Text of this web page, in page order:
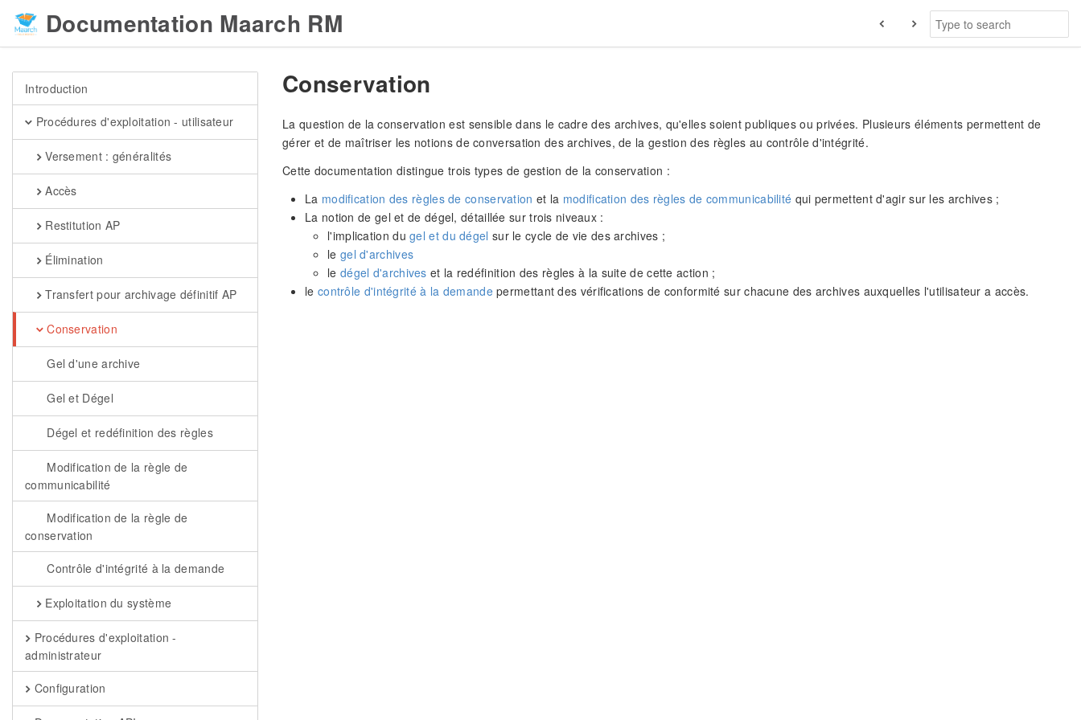
Documentation Maarch RM
Introduction
Procédures d'exploitation - utilisateur
Versement : généralités
Accès
Restitution AP
Élimination
Transfert pour archivage définitif AP
Conservation
Gel d'une archive
Gel et Dégel
Dégel et redéfinition des règles
Modification de la règle de
communicabilité
Modification de la règle de
conservation
Contrôle d'intégrité à la demande
Exploitation du système
Procédures d'exploitation -
administrateur
Configuration
Conservation
La question de la conservation est sensible dans le cadre des archives, qu'elles soient publiques ou privées. Plusieurs éléments permettent de
gérer et de maîtriser les notions de conversation des archives, de la gestion des règles au contrôle d'intégrité.
Cette documentation distingue trois types de gestion de la conservation :
La modification des règles de conservation et la modification des règles de communicabilité qui permettent d'agir sur les archives ;
La notion de gel et de dégel, détaillée sur trois niveaux :
l'implication dugel et du dégel sur le cycle de vie des archives ;
le gel d'archives
le dégel d'archives et la redéfinition des règles à la suite de cette action ;
le contrôle d'intégrité à la demandepermettant des vérifications de conformité sur chacune des archives auxquelles l'utilisateur a accès.